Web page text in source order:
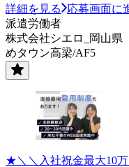
詳細を見る
応募画面に
派遣労働者
株式会社シエロ_岡山県
めタウン高梁/AF5
★＼＼入社祝金最大10